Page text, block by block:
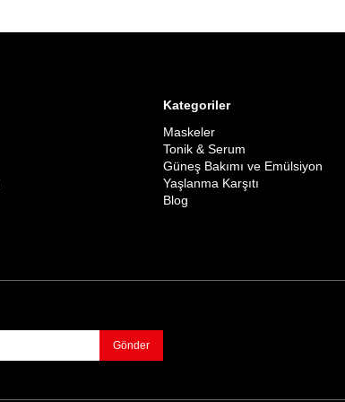
Kategoriler
Maskeler
Tonik & Serum
Güneş Bakımı ve Emülsiyon
Yaşlanma Karşıtı
Blog
Gönder